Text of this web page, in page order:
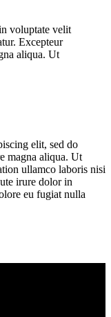
voluptate velit
Excepteur
aliqua. Ut
elit, sed do
magna aliqua. Ut
ullamco laboris nisi
irure dolor in
eu fugiat nulla